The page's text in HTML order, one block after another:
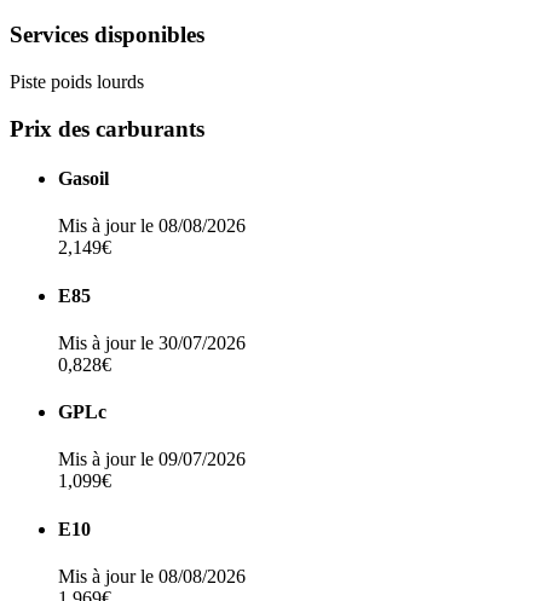
Services disponibles
Piste poids lourds
Prix des carburants
Gasoil
Mis à jour le 08/08/2026
2,149€
E85
Mis à jour le 30/07/2026
0,828€
GPLc
Mis à jour le 09/07/2026
1,099€
E10
Mis à jour le 08/08/2026